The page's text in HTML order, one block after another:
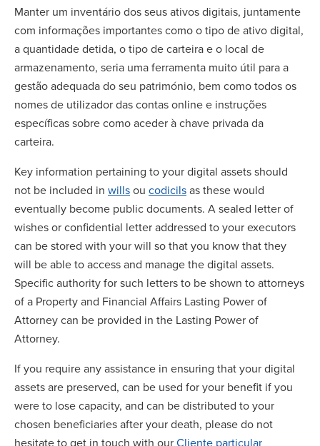
Manter um inventário dos seus ativos digitais, juntamente
com informações importantes como o tipo de ativo digital,
a quantidade detida, o tipo de carteira e o local de
armazenamento, seria uma ferramenta muito útil para a
gestão adequada do seu património, bem como todos os
nomes de utilizador das contas online e instruções
específicas sobre como aceder à chave privada da
carteira.
Key information pertaining to your digital assets should
not be included in willsou codicilsas these would
eventually become public documents. A sealed letter of
wishes or confidential letter addressed to your executors
can be stored with your will so that you know that they
will be able to access and manage the digital assets.
Specific authority for such letters to be shown to attorneys
of a Property and Financial Affairs Lasting Power of
Attorney can be provided in the Lasting Power of
Attorney.
If you require any assistance in ensuring that your digital
assets are preserved, can be used for your benefit if you
were to lose capacity, and can be distributed to your
chosen beneficiaries after your death, please do not
hesitate to get in touch with ourCliente particular